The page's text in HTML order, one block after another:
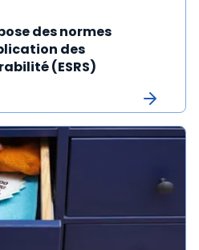
des normes
des
(ESRS)